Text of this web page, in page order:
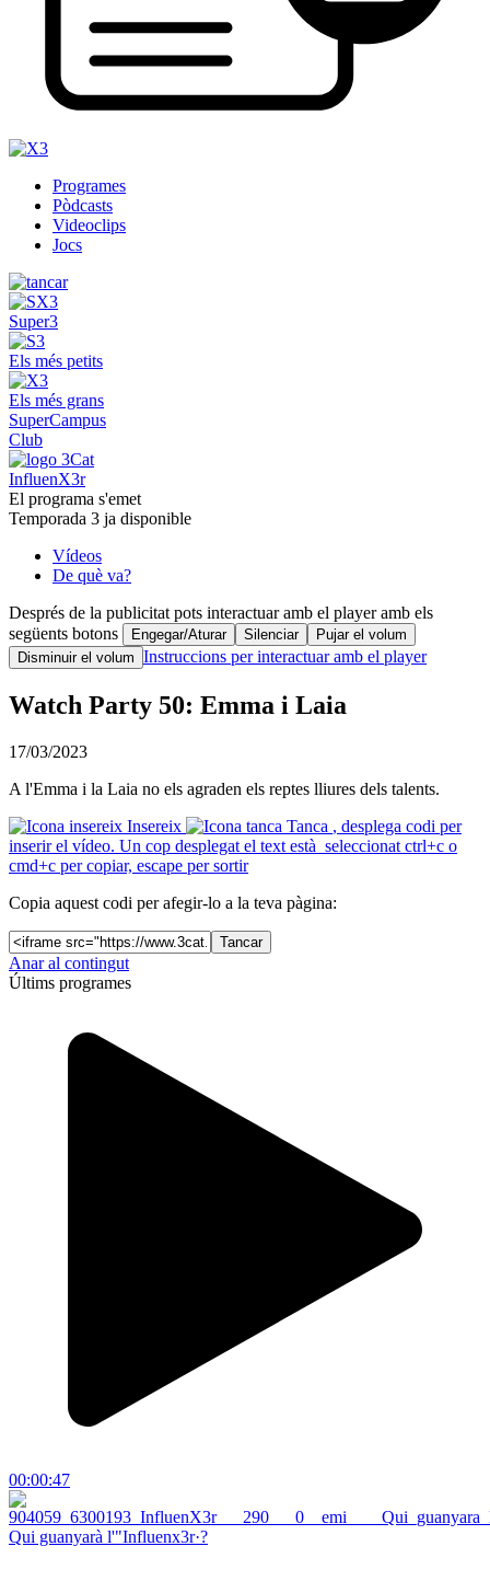
Programes
Pòdcasts
Videoclips
Jocs
Super3
Els més petits
Els més grans
SuperCampus
Club
InfluenX3r
El programa s'emet
Temporada 3 ja disponible
Vídeos
De què va?
Després de la publicitat pots interactuar amb el player amb els
següents botons
Engegar/Aturar Silenciar
Pujar el volum
Disminuir el volum Instruccions per interactuar amb el player
Watch Party 50: Emma i Laia
17/03/2023
A l'Emma i la Laia no els agraden els reptes lliures dels talents.
Insereix
Tanca , desplega codi per
inserir el vídeo. Un cop desplegat el text està seleccionat ctrl+c o
cmd+c per copiar, escape per sortir
Copia aquest codi per afegir-lo a la teva pàgina:
Tancar
Anar al contingut
Últims programes
00:00:47
Qui guanyarà l'"Influenx3r·?